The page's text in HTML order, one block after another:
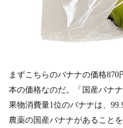
まずこちらのバナナの価格
本の価格なのだ。「国産バナ
果物消費量1位のバナナは、
農薬の国産バナナがあること